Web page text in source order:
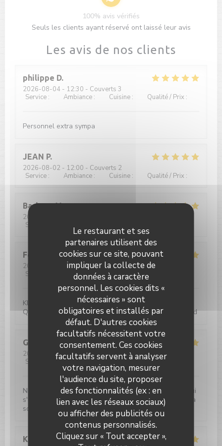
Le restaurant et ses
partenaires utilisent des
cookies sur ce site, pouvant
impliquer la collecte de
données à caractère
personnel. Les cookies dits «
nécessaires » sont
obligatoires et installés par
défaut. D'autres cookies
facultatifs nécessitent votre
consentement. Ces cookies
facultatifs servent à analyser
votre navigation, mesurer
l'audience du site, proposer
des fonctionnalités (ex : en
lien avec les réseaux sociaux)
ou afficher des publicités ou
contenus personnalisés.
Cliquez sur « Tout accepter »,
Les avis de nos clients
philippe D
2026-08-04 - 12:30 - Couverts 3
Service : Ambiance : Cuisine : Qualité / Prix :
Personnel extra sympa
JEAN P
2026-08-02 - 12:00 - Couverts 2
Service : Ambiance : Cuisine : Qualité / Prix :
Barbara M
2026-08-02
Service
Felix
2026-07-31
- 19:00 - Couverts 4
Service
Ambiance: 4/5 Cuisine: 4/5 Qualité / Prix
Klassisch französische Brasserie-Bistro-Küche. Gute
Qualität sehr flotter Service. Äußerst zufriedenstellend
Guy
2026-07-31- 12:30 - Couverts 3
Service
/5 Ambiance: 5/5 Cuisine: 5/5 Qualité / Prix
Nous avons emmené notre maman âgée de 87 ans, qui
s'est régalée et réjouie de la courtoisie du personnel à
son égard.
Katrien
M
100% avis vérifiés
Seuls les clients ayant réservé ont laissé leur avis
Le Paris Plage